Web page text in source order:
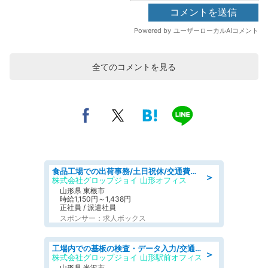
全てのコメントを見る
＞
食品工場での出荷事務/土日祝休/交通費支給
株式会社グロップジョイ 山形オフィス
山形県 東根市
時給1,150円～1,438円
正社員 / 派遣社員
スポンサー：求人ボックス
＞
工場内での基板の検査・データ入力/交通費支給/食堂あり
株式会社グロップジョイ 山形駅前オフィス